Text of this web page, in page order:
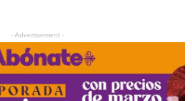
- Advertisement -